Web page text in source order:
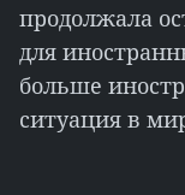
продолжала
для
больше
ситуация в